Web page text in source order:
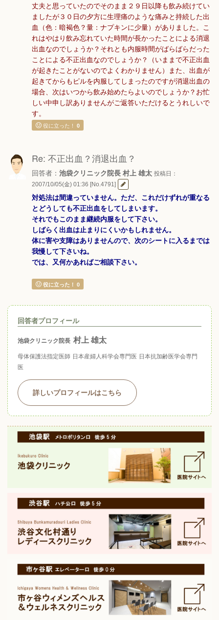
丈夫と思っていたのでそのまま２９日以降も飲み続けてい
ましたが３０日の夕方に生理痛のような痛みと持続した出
血（色：暗褐色？量：ナプキンに少量）がありました。こ
れはやはり飲み忘れていた時間が長かったことによる消退
出血なのでしょうか？それとも内服時間がばらばらだった
ことによる不正出血なのでしょうか？（いままで不正出血
が起きたことがないのでよくわかりません）また、出血が
起きてからもピルを内服してしまったのですが消退出血の
場合、次はいつから飲み始めたらよいのでしょうか？お忙
しい中申し訳ありませんがご返答いただけるとうれしいで
す。
役に立った！ 0
Re: 不正出血？消退出血？
回答者： 池袋クリニック院長 村上 雄太 投稿日：
2007/10/05(金) 01:36 [No.4791]
対処法は間違っていません。ただ、これだけずれが重なる
とどうしても不正出血をしてしまいます。
それでもこのまま継続内服をして下さい。
しばらく出血は止まりにくいかもしれません。
体に害や支障はありませんので、次のシートに入るまでは
我慢して下さいね。
では、又何かあればご相談下さい。
役に立った！ 0
回答者プロフィール
池袋クリニック院長 村上 雄太
母体保護法指定医師 日本産婦人科学会専門医 日本抗加齢医学会専門
医
詳しいプロフィールはこちら